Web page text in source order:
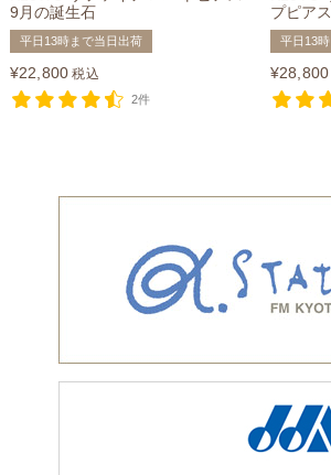
9月の誕生石
平日13時まで当日出荷
¥22,800 税込
2件
プピア
平日13
¥28,800